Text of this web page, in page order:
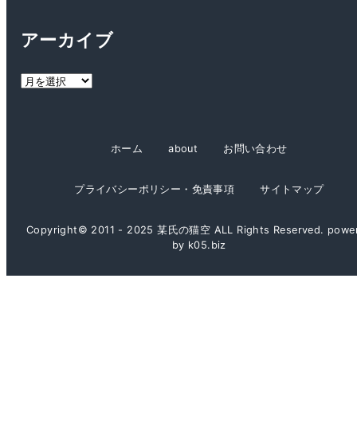
リ
アーカイブ
ア
ホーム about お問い合わせ
プライバシーポリシー・免責事項 サイトマップ
Copyright© 2011 - 2025 某氏の猫空 ALL Rights Reserved.
by k05.biz